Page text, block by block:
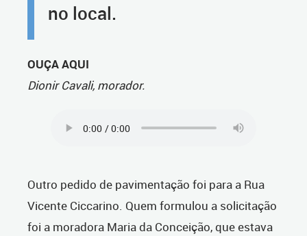
no local.
OUÇA AQUI
Dionir Cavali, morador.
Outro pedido de pavimentação foi para a Rua
Vicente Ciccarino. Quem formulou a solicitação
foi a moradora Maria da Conceição, que estava